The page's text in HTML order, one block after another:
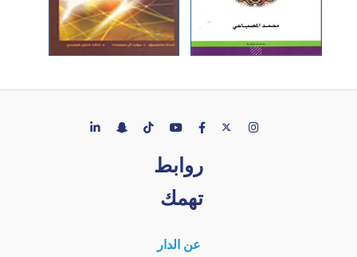
روابط
تهمك
عن الدار